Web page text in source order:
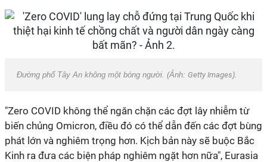
Đường phố Tây An không một bóng người. (Ảnh: Getty Images).
"Zero COVID không thể ngăn chặn các đợt lây nhiễm từ
biến chủng Omicron, điều đó có thể dẫn đến các đợt bùng
phát lớn và nghiêm trọng hơn. Kịch bản này sẽ buộc Bắc
Kinh ra đưa các biện pháp nghiêm ngặt hơn nữa", Eurasia